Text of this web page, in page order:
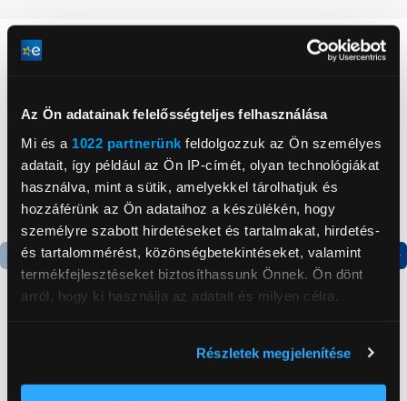
Az Ön adatainak felelősségteljes felhasználása
Mi és a 1022 partnerünk feldolgozzuk az Ön személyes
adatait, így például az Ön IP-címét, olyan technológiákat
használva, mint a sütik, amelyekkel tárolhatjuk és
hozzáférünk az Ön adataihoz a készülékén, hogy
személyre szabott hirdetéseket és tartalmakat, hirdetés-
és tartalommérést, közönségbetekintéseket, valamint
termékfejlesztéseket biztosíthassunk Önnek. Ön dönt
arról, hogy ki használja az adatait és milyen célra.
elhelyezkedéséről pár méteres pontossággal
Részletek megjelenítése
Termék adatlap
(MTP03SX/A)
Okostelefon, fekete